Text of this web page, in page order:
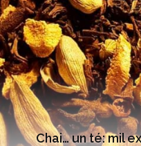
Chai… un té: mil